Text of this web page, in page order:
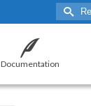
Documentation